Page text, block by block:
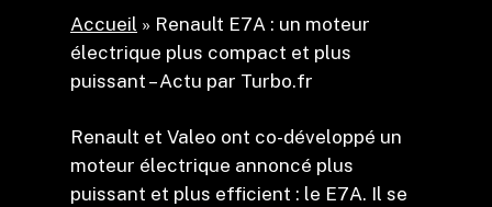
Accueil » Renault E7A : un moteur
électrique plus compact et plus
puissant – Actu par Turbo.fr
Renault et Valeo ont co-développé un
moteur électrique annoncé plus
puissant et plus efficient : le E7A. Il se